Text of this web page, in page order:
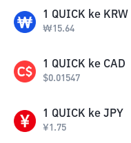
1 QUICK ke KRW
₩15.64
1 QUICK ke CAD
$0.01547
1 QUICK ke JPY
¥1.75